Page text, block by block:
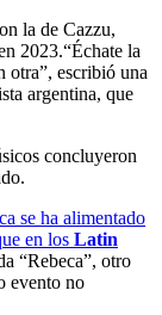
la de Cazzu,
2023.“Échate la
otra”, escribió una
argentina, que
concluyeron
se ha alimentado
en los Latin
“Rebeca”, otro
evento no